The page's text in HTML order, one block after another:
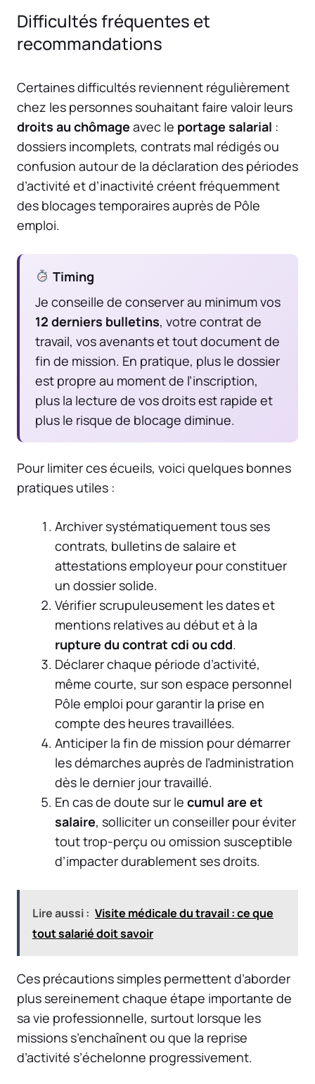
Difficultés fréquentes et
recommandations
Certaines difficultés reviennent régulièrement
chez les personnes souhaitant faire valoir leurs
droits au chômage avec le portage salarial :
dossiers incomplets, contrats mal rédigés ou
confusion autour de la déclaration des périodes
d’activité et d’inactivité créent fréquemment
des blocages temporaires auprès de Pôle
emploi.
Timing
Je conseille de conserver au minimum vos
12 derniers bulletins, votre contrat de
travail, vos avenants et tout document de
fin de mission. En pratique, plus le dossier
est propre au moment de l’inscription,
plus la lecture de vos droits est rapide et
plus le risque de blocage diminue.
Pour limiter ces écueils, voici quelques bonnes
pratiques utiles :
Archiver systématiquement tous ses
contrats, bulletins de salaire et
attestations employeur pour constituer
un dossier solide.
Vérifier scrupuleusement les dates et
mentions relatives au début et à la
rupture du contrat cdi ou cdd.
Déclarer chaque période d’activité,
même courte, sur son espace personnel
Pôle emploi pour garantir la prise en
compte des heures travaillées.
Anticiper la fin de mission pour démarrer
les démarches auprès de l’administration
dès le dernier jour travaillé.
En cas de doute sur le cumul are et
salaire, solliciter un conseiller pour éviter
tout trop-perçu ou omission susceptible
d’impacter durablement ses droits.
Lire aussi : Visite médicale du travail : ce que
tout salarié doit savoir
Ces précautions simples permettent d’aborder
plus sereinement chaque étape importante de
sa vie professionnelle, surtout lorsque les
missions s’enchaînent ou que la reprise
d’activité s’échelonne progressivement.